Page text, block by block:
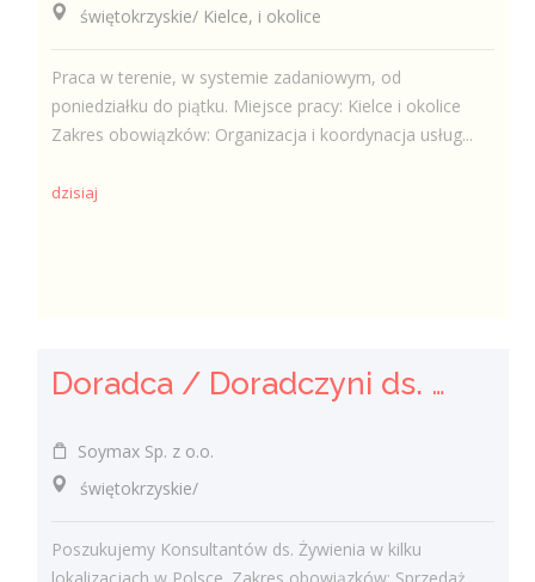
świętokrzyskie/ Kielce, i okolice
Praca w terenie, w systemie zadaniowym, od
poniedziałku do piątku. Miejsce pracy: Kielce i okolice
Zakres obowiązków: Organizacja i koordynacja usług...
dzisiaj
Doradca / Doradczyni ds. Żywienia Zwierząt
Soymax Sp. z o.o.
świętokrzyskie/
Poszukujemy Konsultantów ds. Żywienia w kilku